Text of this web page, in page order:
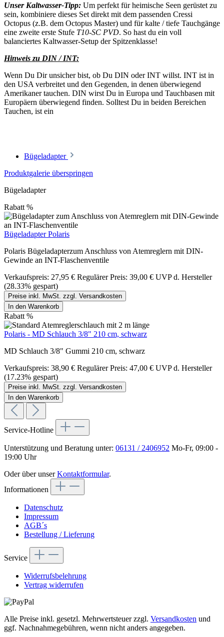
Unser Kaltwasser-Tipp: Um perfekt für heimische Seen gerüstet zu
sein, kombiniere dieses Set direkt mit dem passenden Cressi
Octopus (z.B. dem Octopus Master) und für kalte / tiefe Tauchgänge
eine zweite erste Stufe T10-SC PVD. So hast du ein voll
balanciertes Kaltwasser-Setup der Spitzenklasse!
Hinweis zu DIN / INT:
Wenn Du Dir unsicher bist, ob Du DIN oder INT willst. INT ist in
den USA verbreitet und den Gegenden, in denen überwiegend
Amerikaner tauchen. DIN wirst Du in Europa und Tauchbasen mit
Europäern überwiegend finden. Solltest Du in beiden Bereichen
Tauchen, ist ein
Bügeladapter
Produktgalerie überspringen
Bügeladapter
Rabatt %
Bügeladapter Polaris
Polaris Bügeladapterzum Anschluss von Atemreglern mit DIN-
Gewinde an INT-Flaschenventile
Verkaufspreis: 27,95 € Regulärer Preis: 39,00 € UVP d. Hersteller
(28.33% gespart)
Preise inkl. MwSt. zzgl. Versandkosten
In den Warenkorb
Rabatt %
Polaris - MD Schlauch 3/8" 210 cm, schwarz
MD Schlauch 3/8" Gummi 210 cm, schwarz
Verkaufspreis: 38,90 € Regulärer Preis: 47,00 € UVP d. Hersteller
(17.23% gespart)
Preise inkl. MwSt. zzgl. Versandkosten
In den Warenkorb
Service-Hotline
Unterstützung und Beratung unter: 06131 / 2406952 Mo-Fr, 09:00 -
19:00 Uhr
Oder über unserKontaktformular.
Informationen
Datenschutz
Impressum
AGB´s
Bestellung / Lieferung
Service
Widerrufsbelehrung
Vertrag widerrufen
Alle Preise inkl. gesetzl. Mehrwertsteuer zzgl. Versandkosten und
ggf. Nachnahmegebühren, wenn nicht anders angegeben.